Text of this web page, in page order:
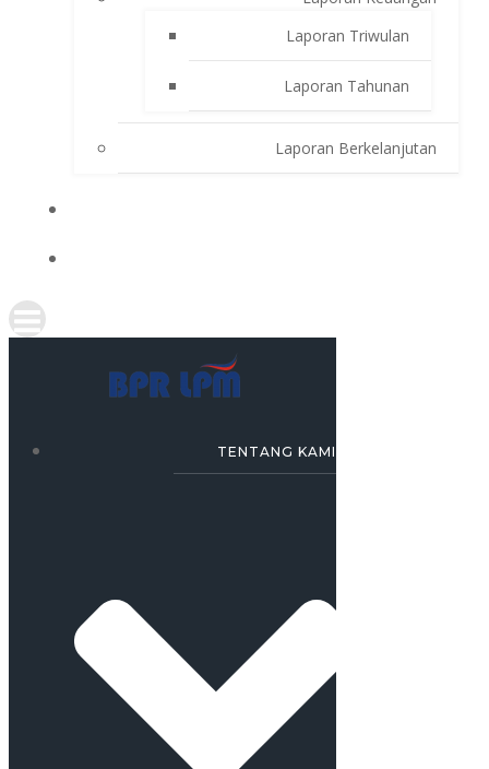
Laporan Triwulan
Laporan Tahunan
Laporan Berkelanjutan
TENTANG KAMI